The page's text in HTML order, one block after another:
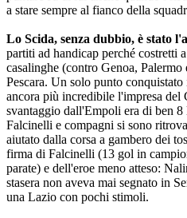
a stare sempre al fianco della
Lo Scida, senza dubbio, è stato
partiti ad handicap perché costretti
casalinghe (contro Genoa,
Pescara. Un solo punto
ancora più incredibile l'impresa
svantaggio dall'Empoli era di ben 8
Falcinelli e compagni si sono
aiutato dalla corsa a gambero dei
firma di Falcinelli (13 gol in
parate) e dell'eroe meno atteso:
stasera non aveva mai segnato in
una Lazio con pochi stimoli.